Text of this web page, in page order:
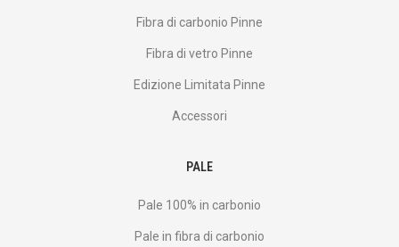
Fibra di carbonio Pinne
Fibra di vetro Pinne
Edizione Limitata Pinne
Accessori
PALE
Pale 100% in carbonio
Pale in fibra di carbonio